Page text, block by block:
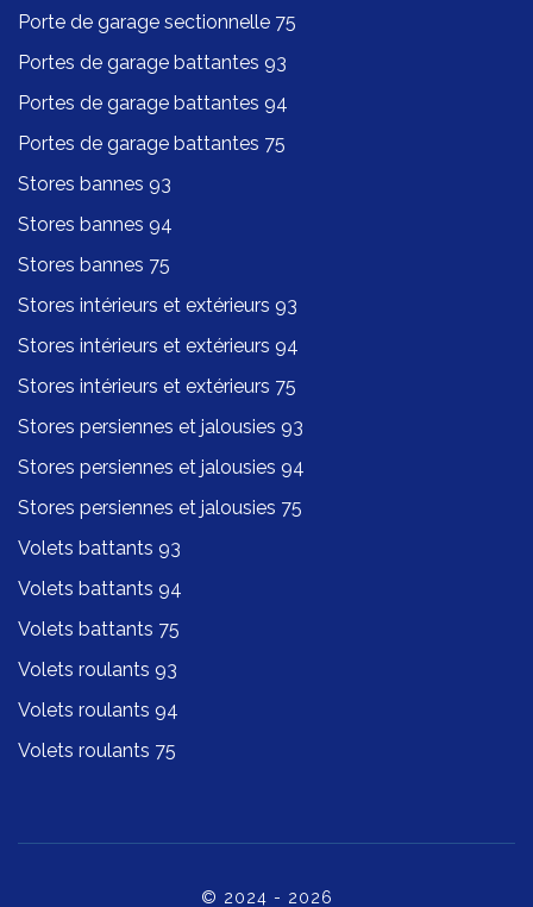
Porte de garage sectionnelle 75
Portes de garage battantes 93
Portes de garage battantes 94
Portes de garage battantes 75
Stores bannes 93
Stores bannes 94
Stores bannes 75
Stores intérieurs et extérieurs 93
Stores intérieurs et extérieurs 94
Stores intérieurs et extérieurs 75
Stores persiennes et jalousies 93
Stores persiennes et jalousies 94
Stores persiennes et jalousies 75
Volets battants 93
Volets battants 94
Volets battants 75
Volets roulants 93
Volets roulants 94
Volets roulants 75
© 2024 - 2026